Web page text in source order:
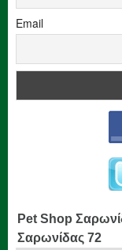
Email
Pet Shop
Σαρωνίδας 72